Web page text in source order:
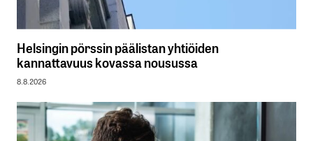
Helsingin pörssin päälistan yhtiöiden
kannattavuus kovassa nousussa
8.8.2026